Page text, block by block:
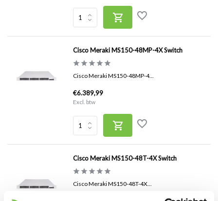
Cisco Meraki MS150-48MP-4X Switch
Cisco Meraki MS150-48MP-4...
€6.389,99
Excl. btw
Cisco Meraki MS150-48T-4X Switch
Cisco Meraki MS150-48T-4X...